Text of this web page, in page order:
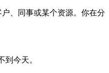
、同事或某个资源。你在分
到今天。